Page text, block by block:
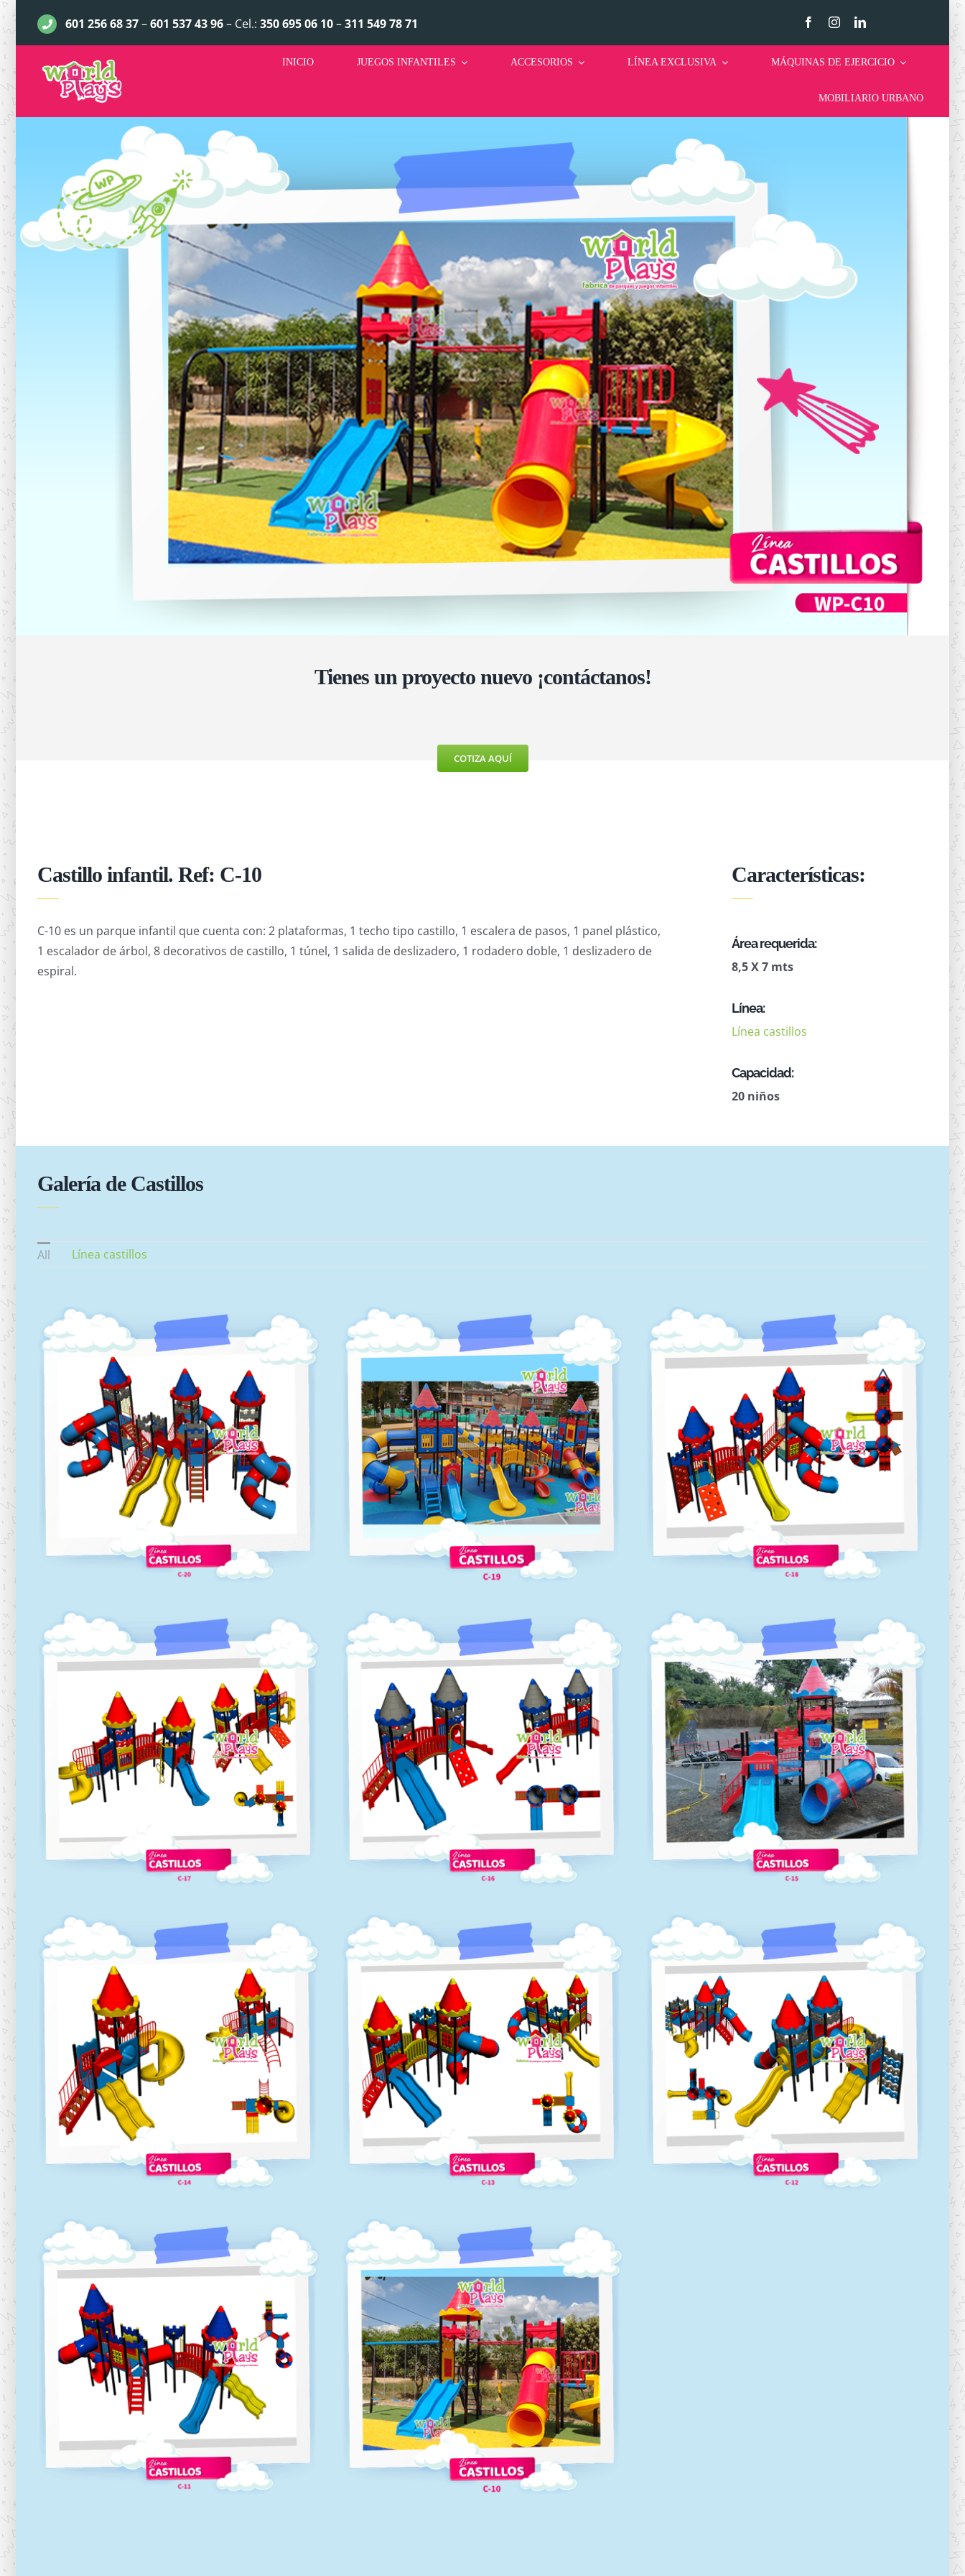
Saltar
al
contenido
601 256 68 37–601 537 43 96– Cel.: 350 695 06 10–311 549 78 71
INICIO JUEGOS INFANTILES ACCESORIOS LÍNEA EXCLUSIVA MÁQUINAS DE EJERCICIO
MOBILIARIO URBANO
Tienes un proyecto nuevo ¡contáctanos!
COTIZA AQUÍ
Castillo infantil. Ref: C-10
C-10 es un parque infantil que cuenta con: 2 plataformas, 1 techo tipo castillo, 1 escalera de pasos, 1 panel plástico,
1 escalador de árbol, 8 decorativos de castillo, 1 túnel, 1 salida de deslizadero, 1 rodadero doble, 1 deslizadero de
espiral.
Características:
Área requerida:
8,5 X 7 mts
Línea:
Línea castillos
Capacidad:
20 niños
Galería de Castillos
All Línea castillos
C-19
Línea castillos
C-18
Línea castillos
C-16
Línea castillos
C-15
Línea castillos
C-13
Línea castillos
C-12
C-10
Línea castillos
C-09
Línea castillos